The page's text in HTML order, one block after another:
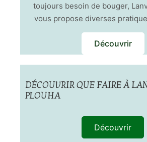
toujours besoin de bouger,
vous propose diverses
Découvrir
DÉCOUVRIR QUE FAIRE À
PLOUHA
Découvrir